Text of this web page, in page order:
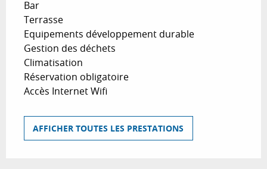
Bar
Terrasse
Equipements développement durable
Gestion des déchets
Climatisation
Réservation obligatoire
Accès Internet Wifi
AFFICHER TOUTES LES PRESTATIONS